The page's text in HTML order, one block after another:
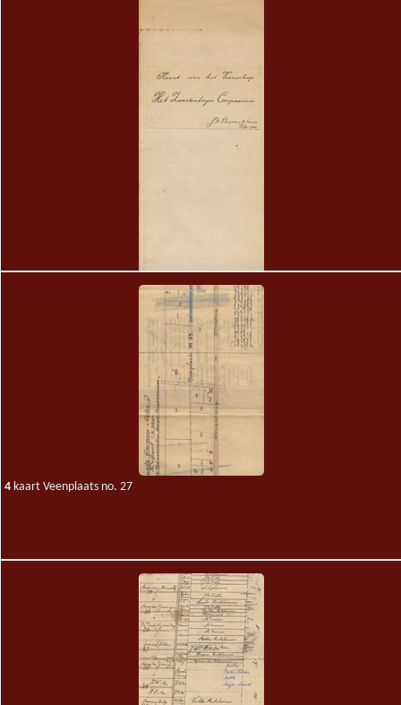
Kaart van het Veenschap Het Zwartenberger Compascuum
4 kaart Veenplaats no. 27